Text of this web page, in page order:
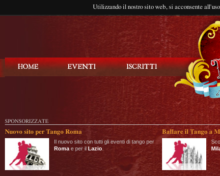
Utilizzando il nostro sito web, si acconsente
SPONSORIZZATE
Nuovo sito per Tango Roma
Il nuovo sito con tutti gli eventi di tango per
Roma e per il Lazio
Ballare il Tango a